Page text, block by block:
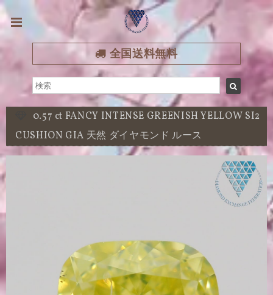
全国送料無料
0.57 ct FANCY INTENSE GREENISH YELLOW SI2
CUSHION GIA 天然 ダイヤモンド ルース